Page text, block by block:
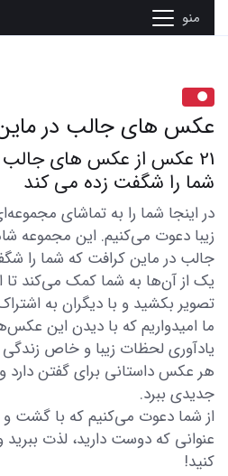
منو
عکس های جالب در
21 عکس از عکس های
شما را شگفت زده می کند
در اینجا شما را به تماشای
جالب در ماین کرافت که شما را
یک از آن‌ها به شما کمک می‌کند تا
تصویر بکشید و با دیگران به
ما امیدواریم که با دیدن این
یادآوری لحظات زیبا و خاص زندگی
هر عکس داستانی برای گفتن دارد
جدیدی ببرد.
از شما دعوت می‌کنیم که با گشت و
عنوانی که دوست دارید، لذت ببرید
کنید!